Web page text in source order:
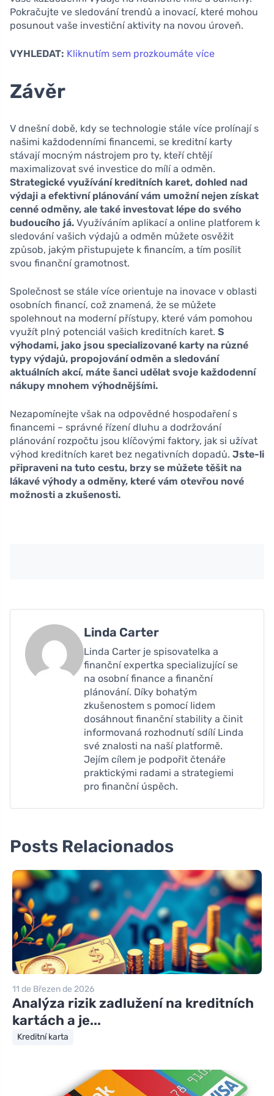
Pokračujte ve sledování trendů a inovací, které mohou
posunout vaše investiční aktivity na novou úroveň.
VYHLEDAT: Kliknutím sem prozkoumáte více
Závěr
V dnešní době, kdy se technologie stále více prolínají s
našimi každodenními financemi, se kreditní karty
stávají mocným nástrojem pro ty, kteří chtějí
maximalizovat své investice do mílí a odměn.
Strategické využívání kreditních karet, dohled nad
výdaji a efektivní plánování vám umožní nejen získat
cenné odměny, ale také investovat lépe do svého
budoucího já. Využíváním aplikací a online platforem k
sledování vašich výdajů a odměn můžete osvěžit
způsob, jakým přistupujete k financím, a tím posílit
svou finanční gramotnost.
Společnost se stále více orientuje na inovace v oblasti
osobních financí, což znamená, že se můžete
spolehnout na moderní přístupy, které vám pomohou
využít plný potenciál vašich kreditních karet. S
výhodami, jako jsou specializované karty na různé
typy výdajů, propojování odměn a sledování
aktuálních akcí, máte šanci udělat svoje každodenní
nákupy mnohem výhodnějšími.
Nezapomínejte však na odpovědné hospodaření s
financemi – správné řízení dluhu a dodržování
plánování rozpočtu jsou klíčovými faktory, jak si užívat
výhod kreditních karet bez negativních dopadů. Jste-li
připraveni na tuto cestu, brzy se můžete těšit na
lákavé výhody a odměny, které vám otevřou nové
možnosti a zkušenosti.
Linda Carter
Linda Carter je spisovatelka a
finanční expertka specializující se
na osobní finance a finanční
plánování. Díky bohatým
zkušenostem s pomocí lidem
dosáhnout finanční stability a činit
informovaná rozhodnutí sdílí Linda
své znalosti na naší platformě.
Jejím cílem je podpořit čtenáře
praktickými radami a strategiemi
pro finanční úspěch.
Posts Relacionados
11 de Březen de 2026
Analýza rizik zadlužení na kreditních
kartách a je...
Kreditní karta